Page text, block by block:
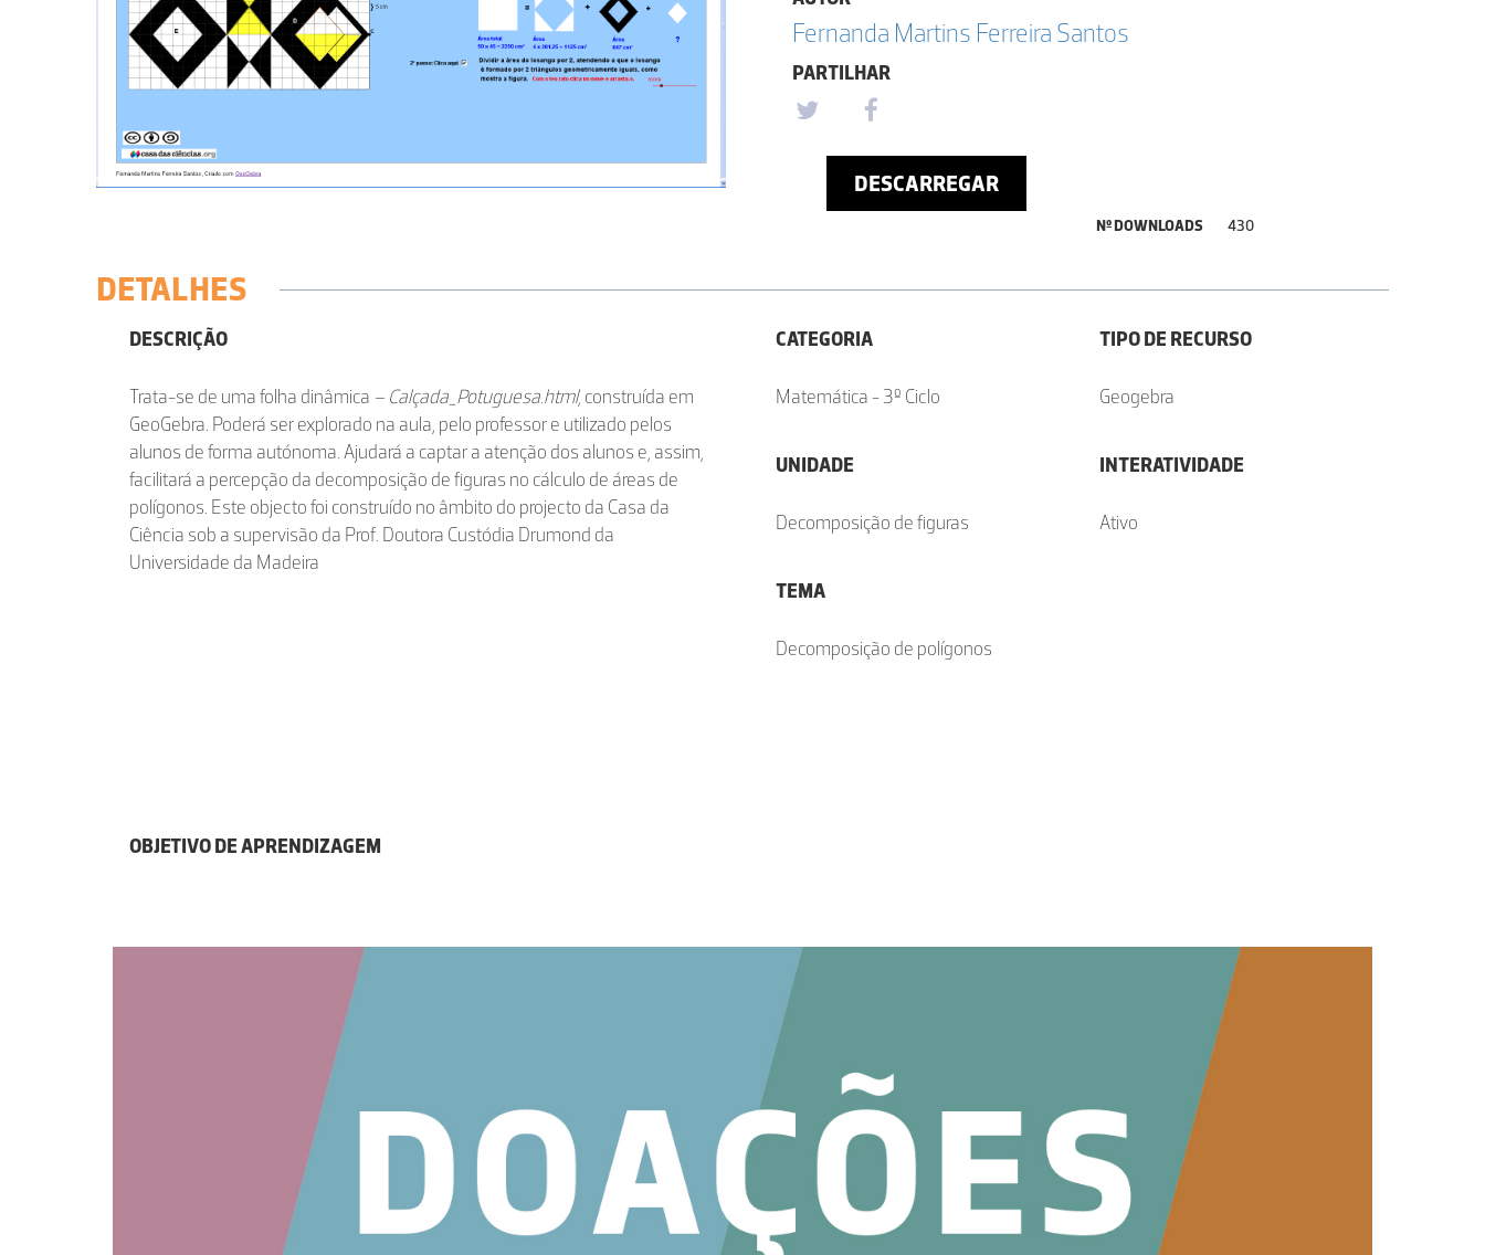
Fernanda Martins Ferreira Santos
PARTILHAR
DESCARREGAR
Nº DOWNLOADS 430
DETALHES
DESCRIÇÃO
Trata-se de uma folha dinâmica – Calçada_Potuguesa.html, construída em
GeoGebra. Poderá ser explorado na aula, pelo professor e utilizado pelos
alunos de forma autónoma. Ajudará a captar a atenção dos alunos e, assim,
facilitará a percepção da decomposição de figuras no cálculo de áreas de
polígonos. Este objecto foi construído no âmbito do projecto da Casa da
Ciência sob a supervisão da Prof. Doutora Custódia Drumond da
Universidade da Madeira
OBJETIVO DE APRENDIZAGEM
CATEGORIA
Matemática - 3º Ciclo
UNIDADE
Decomposição de figuras
TEMA
Decomposição de polígonos
TIPO DE RECURSO
Geogebra
INTERATIVIDADE
Ativo